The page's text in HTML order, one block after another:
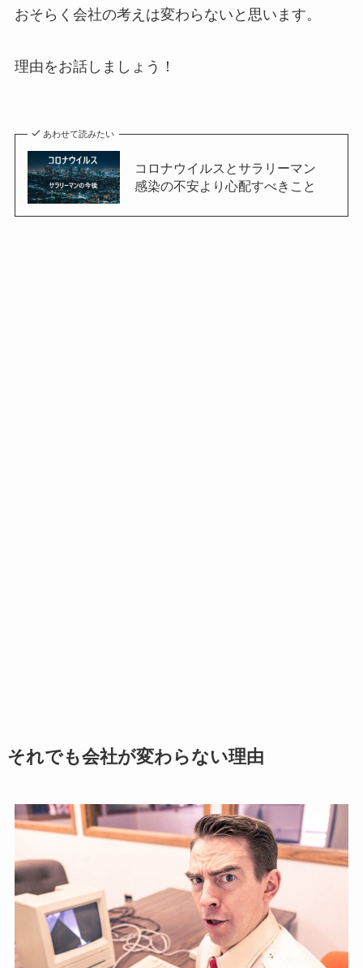
おそらく会社の考えは変わらないと思います。
理由をお話しましょう！
あわせて読みたい
コロナウイルスとサラリーマン
感染の不安より心配すべきこと
それでも会社が変わらない理由